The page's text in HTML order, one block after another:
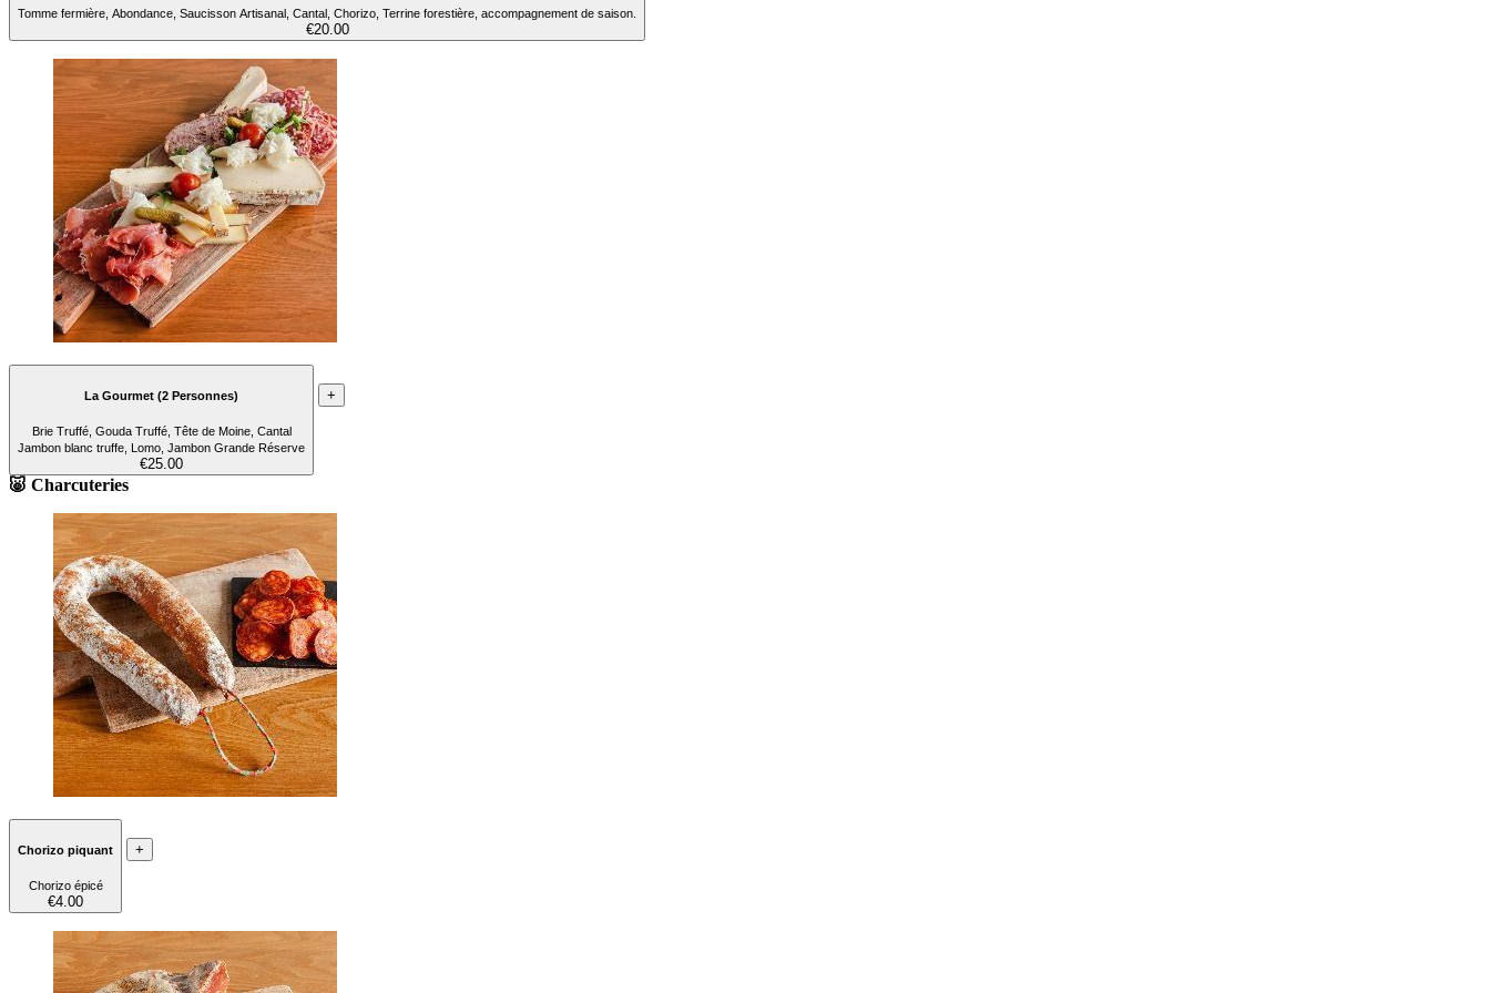
Tomme fermière, Abondance, Saucisson Artisanal, Cantal, Chorizo, Terrine forestière, accompagnement de saison.
€20.00
La Gourmet (2 Personnes)
Brie Truffé, Gouda Truffé, Tête de Moine, Cantal
Jambon blanc truffe, Lomo, Jambon Grande Réserve
€25.00
+
🐷 Charcuteries
Chorizo piquant
Chorizo épicé
€4.00
+